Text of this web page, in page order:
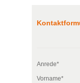
Anrede*
Vorname*